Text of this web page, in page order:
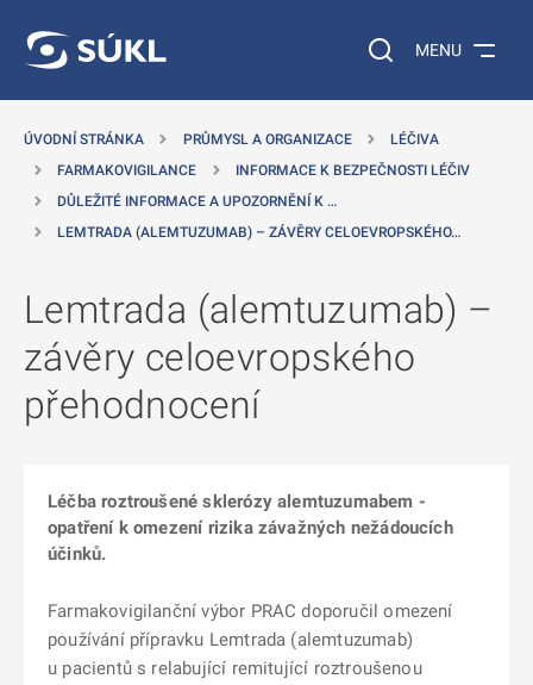
Vyhledávání na
MENU
ÚVODNÍ STRÁNKA PRŮMYSL A ORGANIZACE
LÉČIVA
FARMAKOVIGILANCE
INFORMACE K BEZPEČNOSTI LÉČIV
DŮLEŽITÉ INFORMACE A UPOZORNĚNÍ K …
LEMTRADA (ALEMTUZUMAB) – ZÁVĚRY CELOEVROPSKÉHO…
Lemtrada (alemtuzumab) –
závěry celoevropského
přehodnocení
Léčba roztroušené sklerózy alemtuzumabem -
opatření k omezení rizika závažných nežádoucích
účinků.
Farmakovigilanční výbor PRAC doporučil omezení
používání přípravku Lemtrada (alemtuzumab)
u pacientů s relabující remitující roztroušenou